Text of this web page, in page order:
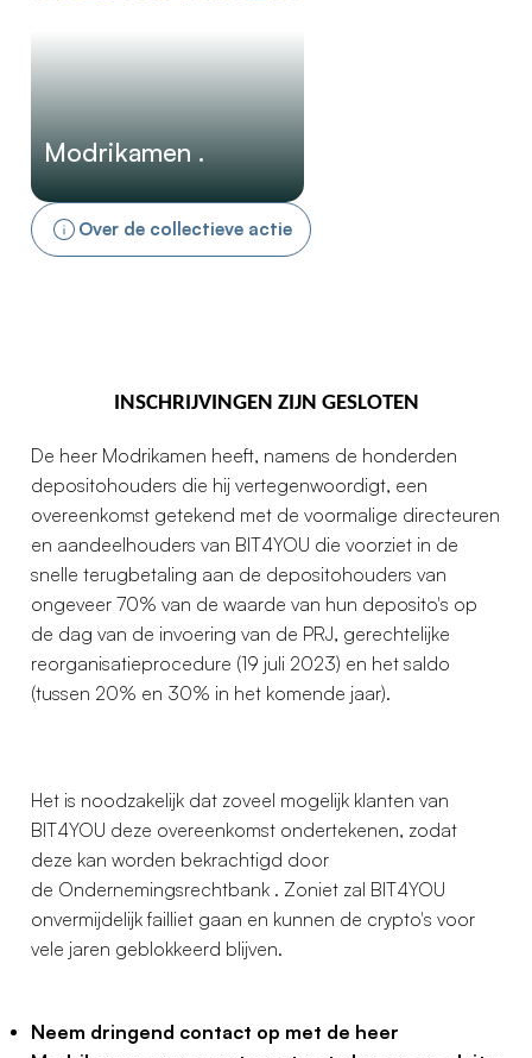
Modrikamen .
Over de collectieve actie
INSCHRIJVINGEN ZIJN GESLOTEN
De heer Modrikamen heeft, namens de honderden
depositohouders die hij vertegenwoordigt, een
overeenkomst getekend met de voormalige directeuren
en aandeelhouders van BIT4YOU die voorziet in de
snelle terugbetaling aan de depositohouders van
ongeveer 70% van de waarde van hun deposito's op
de dag van de invoering van de PRJ, gerechtelijke
reorganisatieprocedure (19 juli 2023) en het saldo
(tussen 20% en 30% in het komende jaar).
Het is noodzakelijk dat zoveel mogelijk klanten van
BIT4YOU deze overeenkomst ondertekenen, zodat
deze kan worden bekrachtigd door
de Ondernemingsrechtbank . Zoniet zal BIT4YOU
onvermijdelijk failliet gaan en kunnen de crypto's voor
vele jaren geblokkeerd blijven.
Neem dringend contact op met de heer